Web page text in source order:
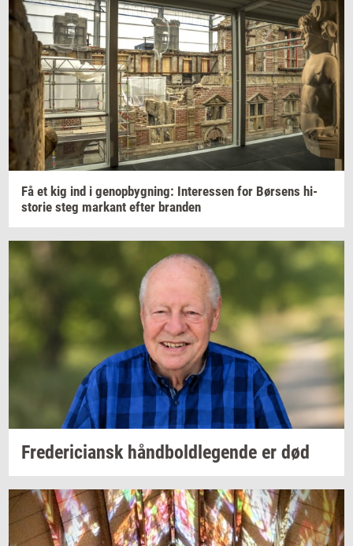
Få et kig ind i genop­byg­ning: In­ter­es­sen for Bør­sens hi­
sto­rie steg mar­kant efter bran­den
Fre­de­ri­ci­ansk hånd­bold­le­gen­de er død